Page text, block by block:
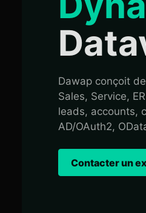
Dawap conçoit
Sales, Service,
leads, accounts,
AD/OAuth2,
Contacter un